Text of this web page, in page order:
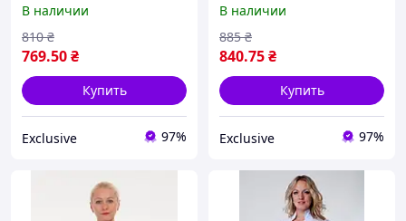
цвета 40-60
В наличии
769.50₴
810 ₴
Купить
Exclusive 97%
кармане
В наличии
840.75₴
885 ₴
Купить
Exclusive 97%